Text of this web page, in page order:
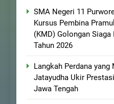
SMA Negeri 11
Kursus Pembina
(KMD) Golongan
Tahun 2026
Langkah Perdana yang
Jatayudha Ukir
Jawa Tengah